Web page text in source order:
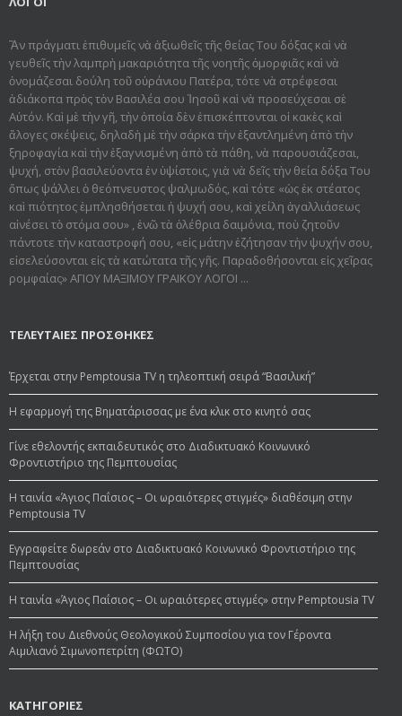
Ἂν πράγματι ἐπιθυμεῖς νὰ ἀξιωθεῖς τῆς θείας Του δόξας καὶ νὰ
γευθεῖς τὴν λαμπρὴ μακαριότητα τῆς νοητῆς ὀμορφιᾶς καὶ νὰ
ὀνομάζεσαι δούλη τοῦ οὐράνιου Πατέρα, τότε νὰ στρέφεσαι
ἀδιάκοπα πρὸς τὸν Βασιλέα σου Ἰησοῦ καὶ νὰ προσεύχεσαι σὲ
Αὐτόν. Καὶ μὲ τὴν γῆ, τὴν ὁποία δὲν ἐπισκέπτονται οἱ κακὲς καὶ
ἄλογες σκέψεις, δηλαδὴ μὲ τὴν σάρκα τὴν ἐξαντλημένη ἀπὸ τὴν
ξηροφαγία καὶ τὴν ἐξαγνισμένη ἀπὸ τὰ πάθη, νὰ παρουσιάζεσαι,
ψυχή, στὸν βασιλεύοντα ἐν ὑψίστοις, γιὰ νὰ δεῖς τὴν θεία δόξα Του
ὅπως ψάλλει ὁ θεόπνευστος ψαλμωδός, καὶ τότε «ὡς ἐκ στέατος
καὶ πιότητος ἐμπλησθήσεται ἡ ψυχή σου, καὶ χείλη ἀγαλλιάσεως
αἰνέσει τὸ στόμα σου» , ἐνῶ τὰ ὀλέθρια δαιμόνια, ποὺ ζητοῦν
πάντοτε τὴν καταστροφή σου, «εἰς μάτην ἐζήτησαν τὴν ψυχήν σου,
εἰσελεύσονται εἰς τὰ κατώτατα τῆς γῆς. Παραδοθήσον­ται εἰς χεῖρας
ρομφαίας» ΑΓΙΟΥ ΜΑΞΙΜΟΥ ΓΡΑΙΚΟΥ ΛΟΓΟΙ ...
ΤΕΛΕΥΤΑΙΕΣ ΠΡΟΣΘΗΚΕΣ
Έρχεται στην Pemptousia TV η τηλεοπτική σειρά “Βασιλική”
Η εφαρμογή της Βηματάρισσας με ένα κλικ στο κινητό σας
Γίνε εθελοντής εκπαιδευτικός στο Διαδικτυακό Κοινωνικό
Φροντιστήριο της Πεμπτουσίας
Η ταινία «Άγιος Παΐσιος – Οι ωραιότερες στιγμές» διαθέσιμη στην
Pemptousia TV
Εγγραφείτε δωρεάν στο Διαδικτυακό Κοινωνικό Φροντιστήριο της
Πεμπτουσίας
Η ταινία «Άγιος Παΐσιος – Οι ωραιότερες στιγμές» στην Pemptousia TV
Η λήξη του Διεθνούς Θεολογικού Συμποσίου για τον Γέροντα
Αιμιλιανό Σιμωνοπετρίτη (ΦΩΤΟ)
ΚΑΤΗΓΟΡΙΕΣ